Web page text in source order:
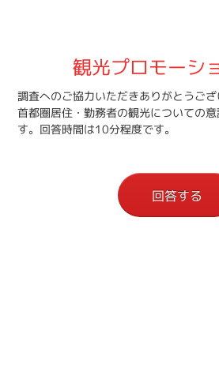
観光プロモーシ
調査へのご協力いただきありがとうござ
首都圏居住・勤務者の観光についての
す。回答時間は10分程度です。
回答する